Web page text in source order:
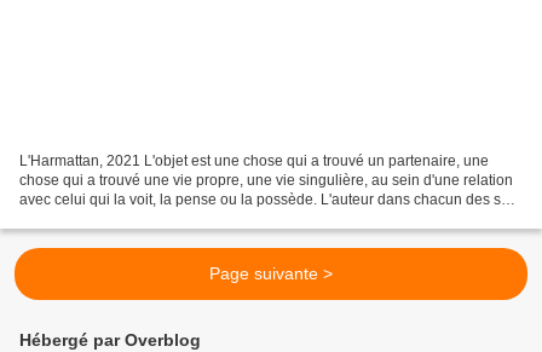
L'Harmattan, 2021 L'objet est une chose qui a trouvé un partenaire, une
chose qui a trouvé une vie propre, une vie singulière, au sein d'une relation
avec celui qui la voit, la pense ou la possède. L'auteur dans chacun des sept
Page suivante >
Hébergé par Overblog